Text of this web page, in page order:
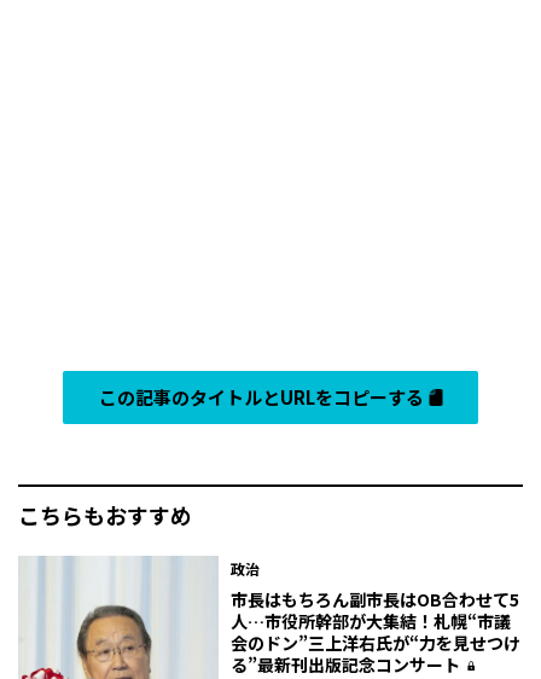
この記事のタイトルとURLをコピーする
こちらもおすすめ
政治
市長はもちろん副市長はOB合わせて5
人…市役所幹部が大集結！札幌“市議
会のドン”三上洋右氏が“力を見せつけ
る”最新刊出版記念コンサート